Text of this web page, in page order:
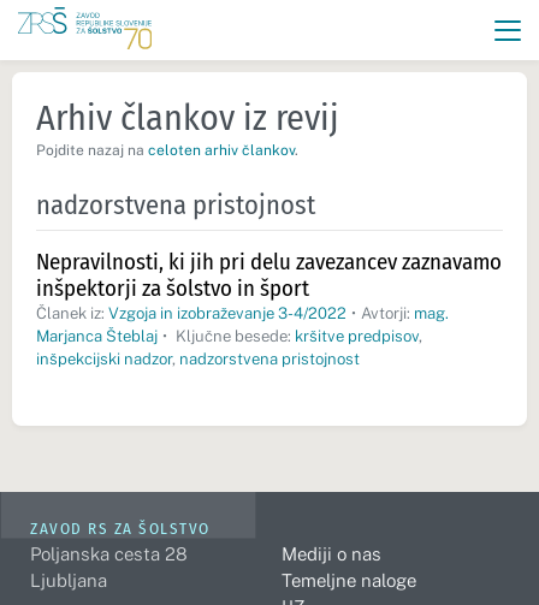
Arhiv člankov iz revij
Pojdite nazaj na celoten arhiv člankov.
nadzorstvena pristojnost
Nepravilnosti, ki jih pri delu zavezancev zaznavamo
inšpektorji za šolstvo in šport
Članek iz: Vzgoja in izobraževanje 3-4/2022 • Avtorji: mag.
Marjanca Šteblaj • Ključne besede: kršitve predpisov,
inšpekcijski nadzor, nadzorstvena pristojnost
ZAVOD RS ZA ŠOLSTVO
Poljanska cesta 28
Ljubljana
Mediji o nas
Temeljne naloge